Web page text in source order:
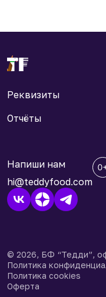
Реквизиты
Отчёты
Напиши нам
hi@teddyfood.com
© 2026, БФ “Тедди”,
Политика
Политика cookies
Оферта